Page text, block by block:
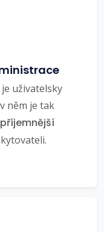
uživatelsky
něm je tak